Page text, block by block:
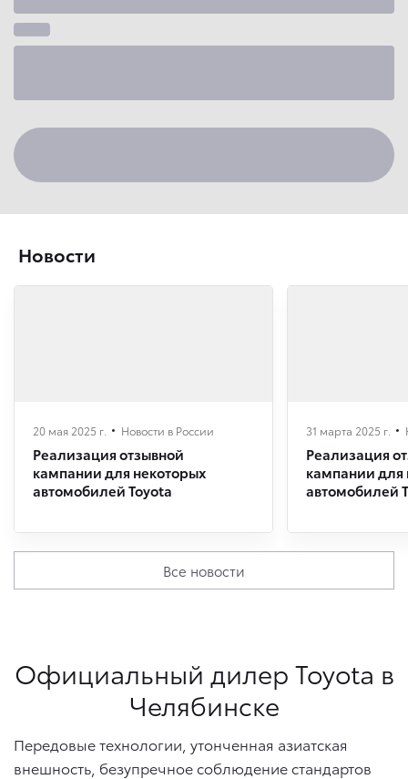
Новости
Новости в России
20 мая 2025 г.
Реализация отзывной
кампании для некоторых
автомобилей Toyota
31 марта 2025 г.
Реализация
кампании для
автомобилей
Все новости
Официальный дилер Toyota в
Челябинске
Передовые технологии, утонченная азиатская
внешность, безупречное соблюдение стандартов